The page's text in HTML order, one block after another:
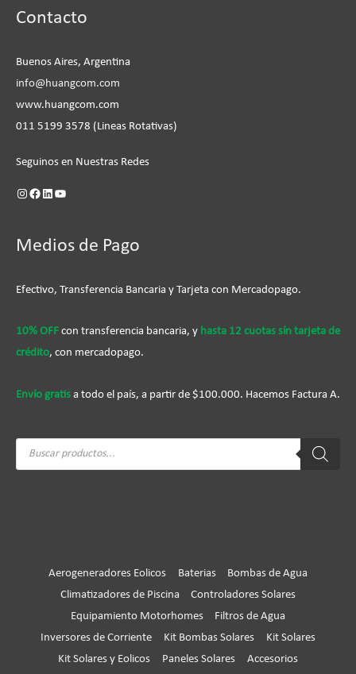
Contacto
Buenos Aires, Argentina
info@huangcom.com
www.huangcom.com
011 5199 3578 (Lineas Rotativas)
Seguinos en Nuestras Redes
Medios de Pago
Efectivo, Transferencia Bancaria y Tarjeta con Mercadopago.
10% OFF con transferencia bancaria, y hasta 12 cuotas sín tarjeta de
crédito, con mercadopago.
Envío gratis a todo el país, a partir de $100.000. Hacemos Factura A.
Búsqueda
Aerogeneradores Eolicos Baterias
Bombas de Agua
Climatizadores de Piscina
Controladores Solares
Equipamiento Motorhomes
Filtros de Agua
Inversores de Corriente
Kit Bombas Solares
Kit Solares
Kit Solares y Eolicos
Paneles Solares Accesorios